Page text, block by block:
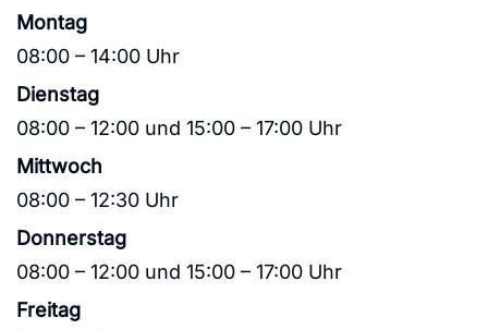
Montag
08:00 – 14:00 Uhr
Dienstag
08:00 – 12:00 und 15:00 – 17:00 Uhr
Mittwoch
08:00 – 12:30 Uhr
Donnerstag
08:00 – 12:00 und 15:00 – 17:00 Uhr
Freitag